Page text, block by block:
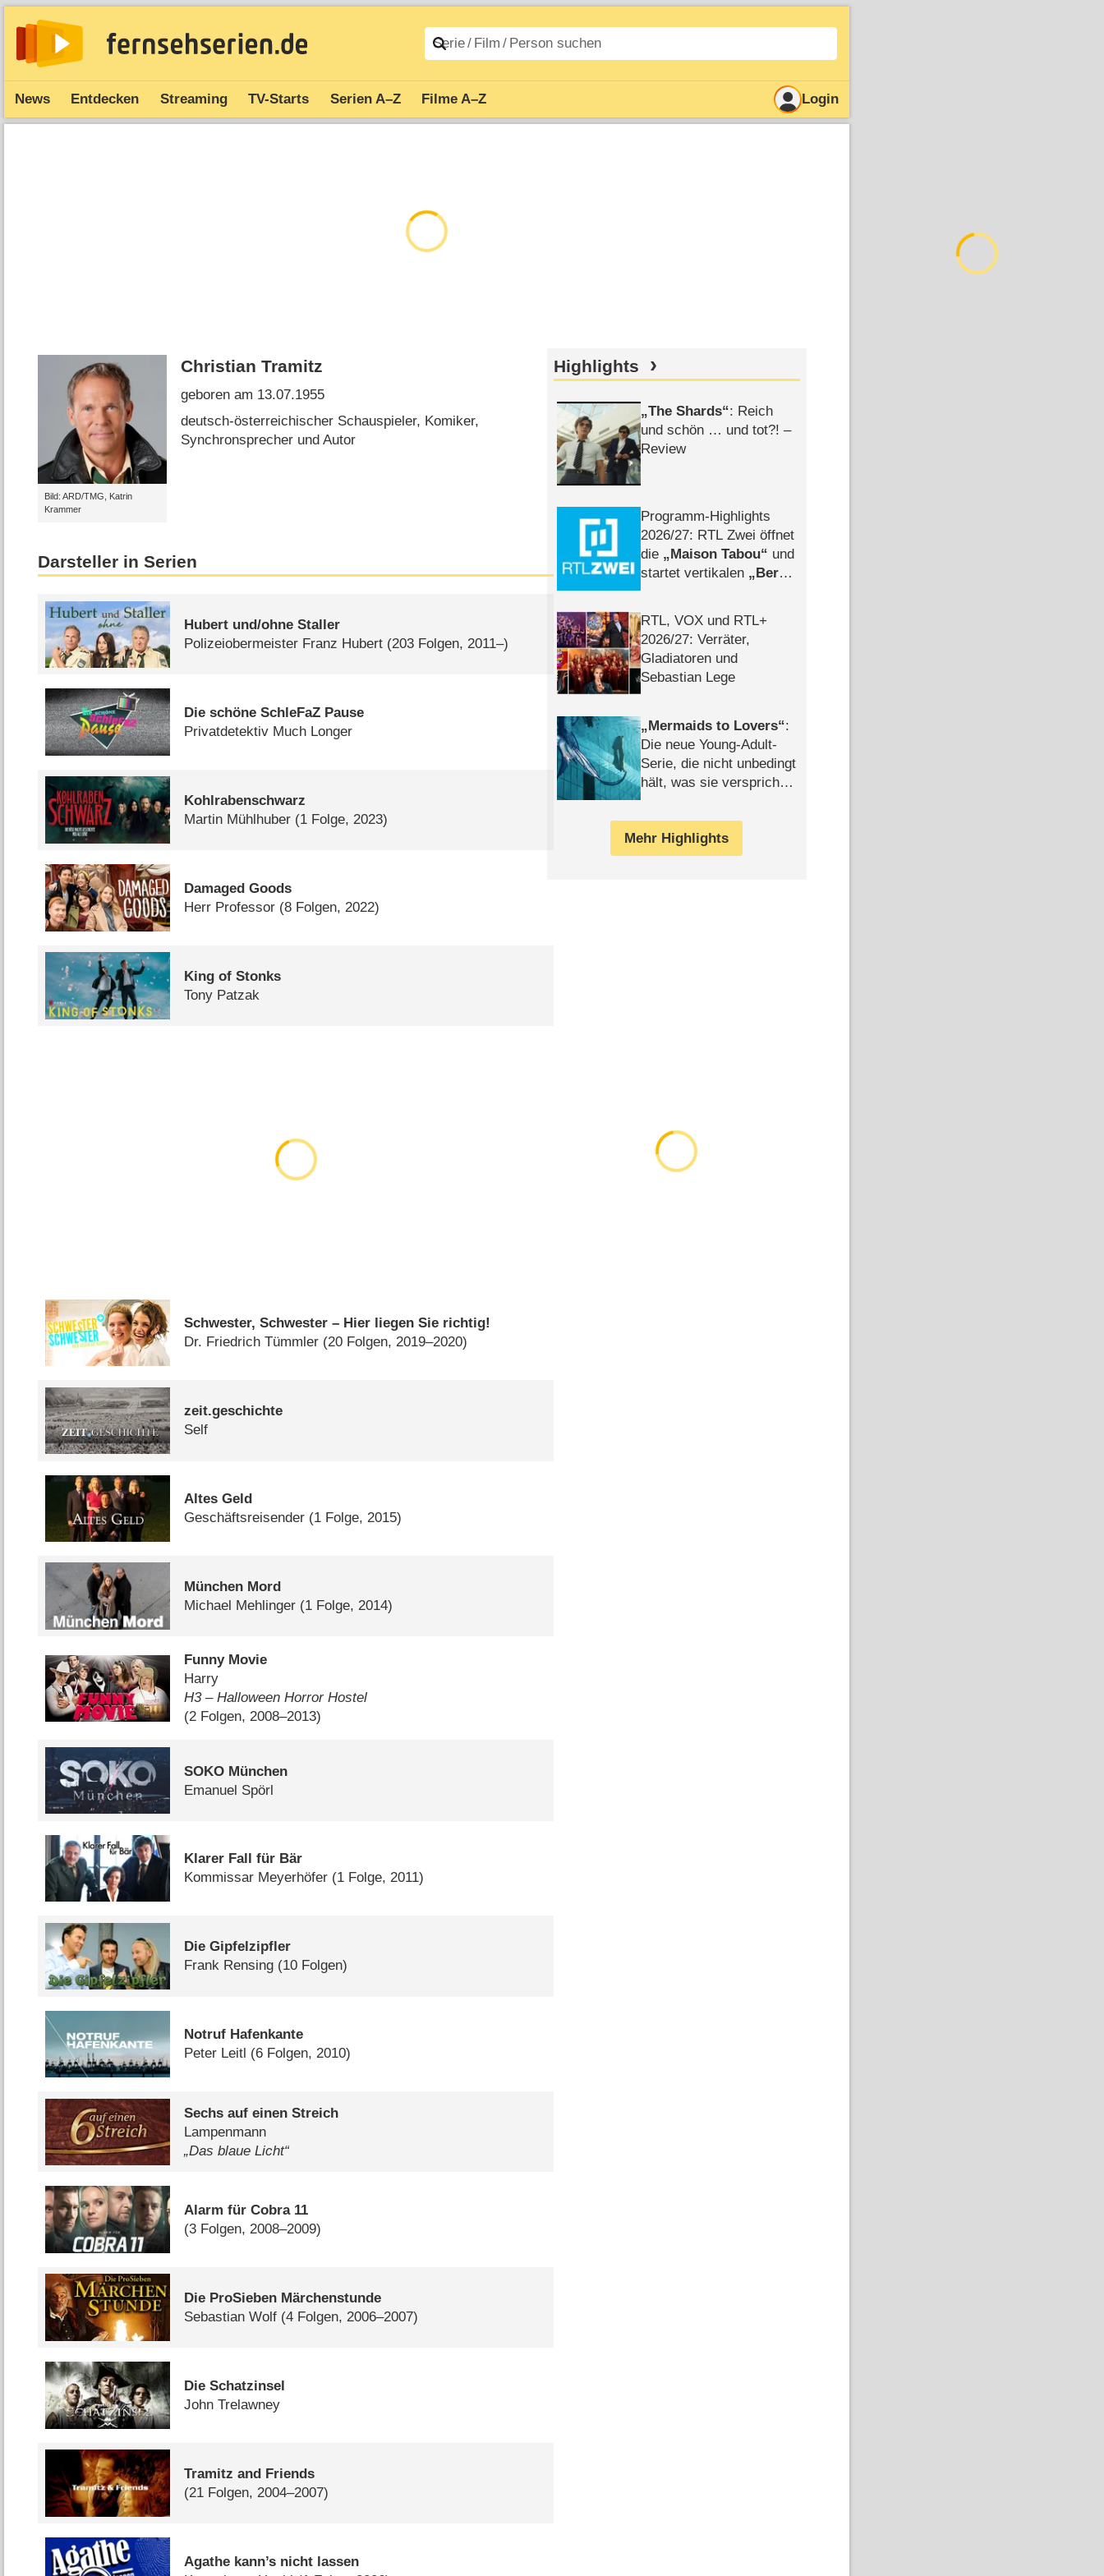
News Entdecken Streaming TV-Starts Serien A–Z Filme A–Z Login
Bild: ARD/TMG, Katrin
Krammer
Christian Tramitz
geboren am 13.07.1955
deutsch-österreichischer Schauspieler, Komiker,
Synchronsprecher und Autor
Darsteller in Serien
Hubert und/​ohne Staller
Polizeiobermeister Franz Hubert (203 Folgen, 2011–)
Die schöne SchleFaZ Pause
Privatdetektiv Much Longer
Kohlrabenschwarz
Martin Mühlhuber (1 Folge, 2023)
Damaged Goods
Herr Professor (8 Folgen, 2022)
King of Stonks
Tony Patzak
Schwester, Schwester – Hier liegen Sie richtig!
Dr. Friedrich Tümmler (20 Folgen, 2019–2020)
zeit.geschichte
Self
Altes Geld
Geschäftsreisender (1 Folge, 2015)
München Mord
Michael Mehlinger (1 Folge, 2014)
Funny Movie
Harry
H3 – Halloween Horror Hostel
(2 Folgen, 2008–2013)
SOKO München
Emanuel Spörl
Klarer Fall für Bär
Kommissar Meyerhöfer (1 Folge, 2011)
Die Gipfelzipfler
Frank Rensing (10 Folgen)
Notruf Hafenkante
Peter Leitl (6 Folgen, 2010)
Sechs auf einen Streich
Lampenmann
„Das blaue Licht“
Alarm für Cobra 11
(3 Folgen, 2008–2009)
Die ProSieben Märchenstunde
Sebastian Wolf (4 Folgen, 2006–2007)
Die Schatzinsel
John Trelawney
Tramitz and Friends
(21 Folgen, 2004–2007)
Agathe kann’s nicht lassen
Highlights
The Shards : Reich
und schön … und tot?! –
Review
Programm-Highlights
2026/​27: RTL Zwei öffnet
die
Maison Tabou
und
startet vertikalen
Berlin
RTL, VOX und RTL+
2026/​27: Verräter,
Gladiatoren und
Sebastian Lege
Mermaids to Lovers :
Die neue Young-Adult-
Serie, die nicht unbedingt
hält, was sie verspricht –
Mehr Highlights